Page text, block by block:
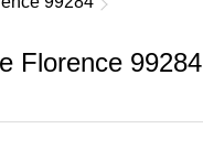
Florence 99284